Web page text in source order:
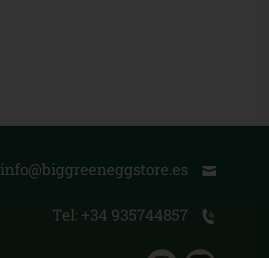
info@biggreeneggstore.es
Tel: +34 935744857